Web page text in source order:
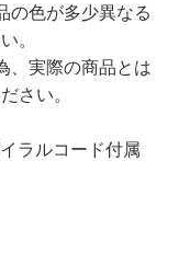
の色が多少異なる
。
、実際の商品とは
さい。
ラルコード付属